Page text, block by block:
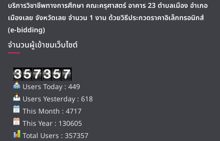
บริการวิชาชีพทางการศึกษา คณะครุศาสตร์ อาคาร 23 ตำบลเมือง อำเภอ
เมืองเลย จังหวัดเลย จำนวน 1 งาน ด้วยวิธีประกวดราคาอิเล็กทรอนิกส์
(e-bidding)
จำนวนผู้เข้าชมเว็บไซต์
Users Today : 449
Users Yesterday : 618
This Month : 4717
This Year : 130605
Total Users : 357357